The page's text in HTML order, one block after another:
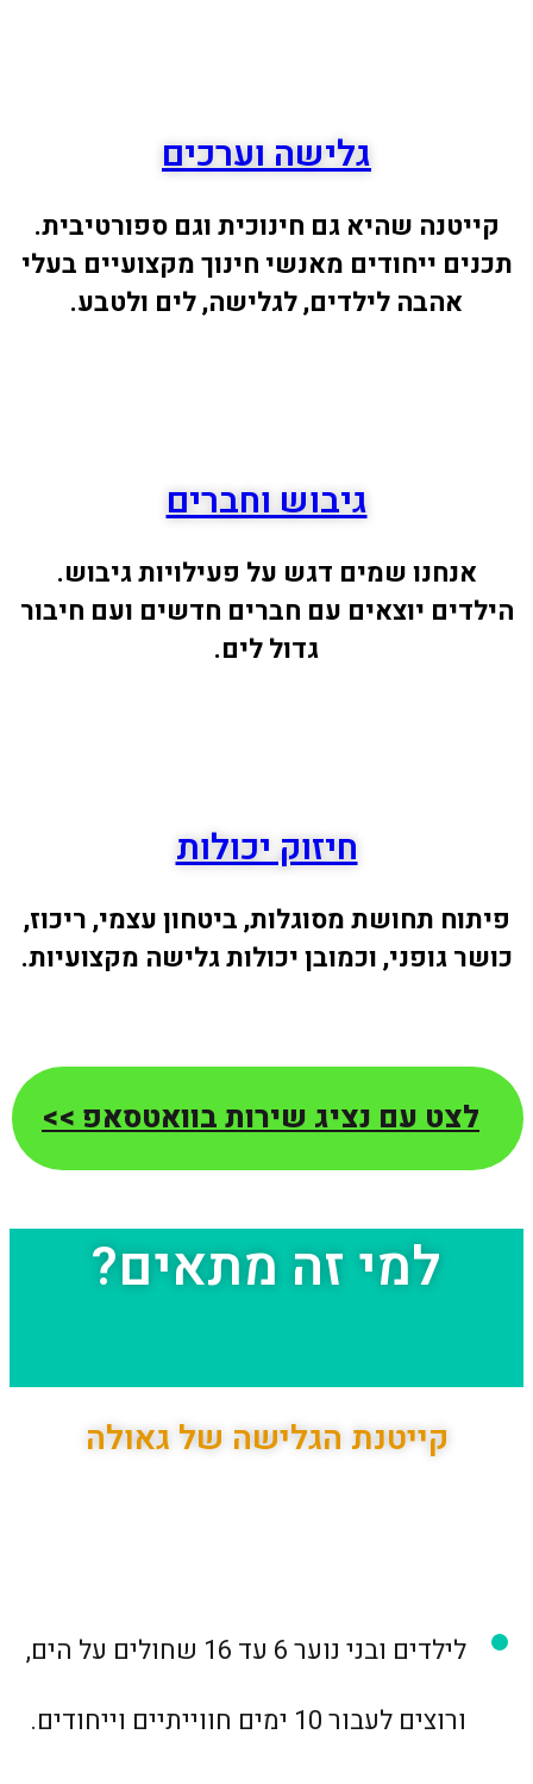
גלישה וערכים
קייטנה שהיא גם חינוכית וגם ספורטיבית.
תכנים ייחודים מאנשי חינוך מקצועיים בעלי
אהבה לילדים, לגלישה, לים ולטבע.
גיבוש וחברים
אנחנו שמים דגש על פעילויות גיבוש.
הילדים יוצאים עם חברים חדשים ועם חיבור
גדול לים.
חיזוק יכולות
פיתוח תחושת מסוגלות, ביטחון עצמי, ריכוז,
כושר גופני, וכמובן יכולות גלישה מקצועיות.
לצט עם נציג שירות בוואטסאפ >>
למי זה מתאים?
קייטנת הגלישה של גאולה
לילדים ובני נוער 6 עד 16 שחולים על הים,
ורוצים לעבור 10 ימים חווייתיים וייחודים.